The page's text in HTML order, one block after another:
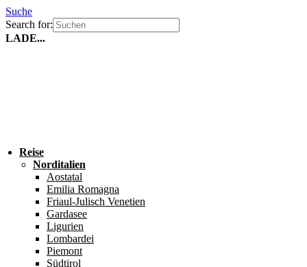
Suche
Search for:
LADE...
Reise
Norditalien
Aostatal
Emilia Romagna
Friaul-Julisch Venetien
Gardasee
Ligurien
Lombardei
Piemont
Südtirol